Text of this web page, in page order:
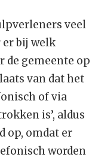
veel
bij welk
de gemeente op
van dat het
of via
is’, aldus
op, omdat er
worden